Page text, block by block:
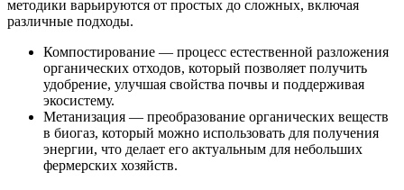
методики варьируются от простых до сложных, включая
различные подходы.
Компостирование — процесс естественной разложения
органических отходов, который позволяет получить
удобрение, улучшая свойства почвы и поддерживая
экосистему.
Метанизация — преобразование органических веществ
в биогаз, который можно использовать для получения
энергии, что делает его актуальным для небольших
фермерских хозяйств.